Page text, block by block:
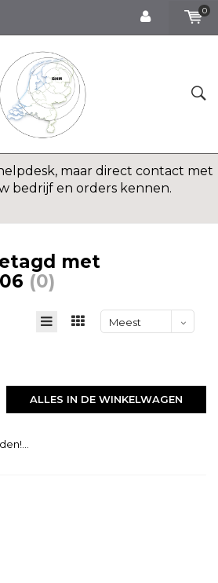
0
maar direct contact met
bedrijf en orders kennen.
met
(0)
Meest
ALLES IN DE WINKELWAGEN